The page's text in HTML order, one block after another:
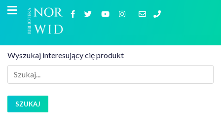
Wyszukaj interesujący cię produkt
SZUKAJ